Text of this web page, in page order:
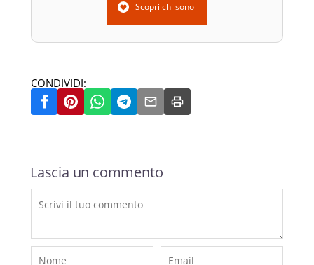
Scopri chi sono
CONDIVIDI:
Lascia un commento